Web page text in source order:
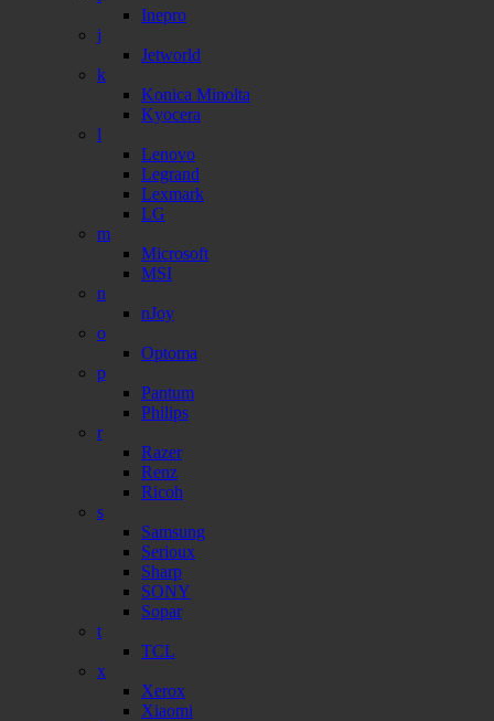
Inepro
j
Jetworld
k
Konica Minolta
Kyocera
l
Lenovo
Legrand
Lexmark
LG
m
Microsoft
MSI
n
nJoy
o
Optoma
p
Pantum
Philips
r
Razer
Renz
Ricoh
s
Samsung
Serioux
Sharp
SONY
Sopar
t
TCL
x
Xerox
Xiaomi